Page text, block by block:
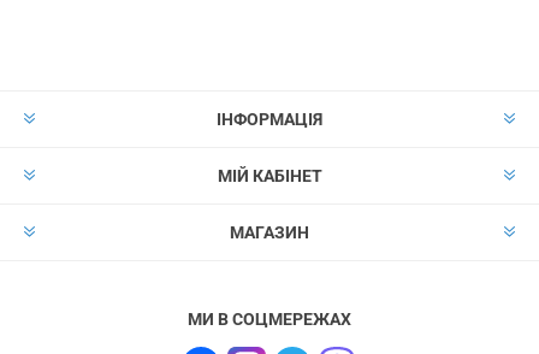
ІНФОРМАЦІЯ
МІЙ КАБІНЕТ
МАГАЗИН
МИ В СОЦМЕРЕЖАХ